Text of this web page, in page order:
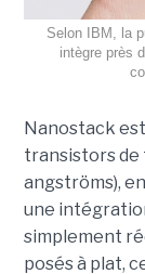
Selon IBM, la
intègre près
Nanostack
transistors de
angströms),
une
simplement
posés à plat,